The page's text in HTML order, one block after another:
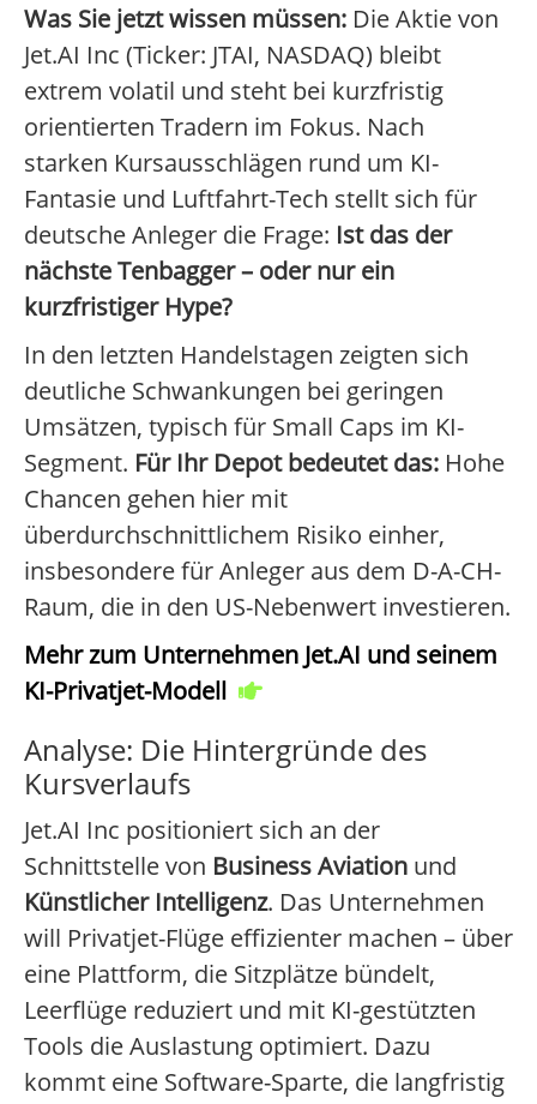
Was Sie jetzt wissen müssen: Die Aktie von
Jet.AI Inc (Ticker: JTAI, NASDAQ) bleibt
extrem volatil und steht bei kurzfristig
orientierten Tradern im Fokus. Nach
starken Kursausschlägen rund um KI-
Fantasie und Luftfahrt-Tech stellt sich für
deutsche Anleger die Frage: Ist das der
nächste Tenbagger – oder nur ein
kurzfristiger Hype?
In den letzten Handelstagen zeigten sich
deutliche Schwankungen bei geringen
Umsätzen, typisch für Small Caps im KI-
Segment. Für Ihr Depot bedeutet das: Hohe
Chancen gehen hier mit
überdurchschnittlichem Risiko einher,
insbesondere für Anleger aus dem D-A-CH-
Raum, die in den US-Nebenwert investieren.
Mehr zum Unternehmen Jet.AI und seinem
KI-Privatjet-Modell
Analyse: Die Hintergründe des
Kursverlaufs
Jet.AI Inc positioniert sich an der
Schnittstelle von Business Aviation und
Künstlicher Intelligenz. Das Unternehmen
will Privatjet-Flüge effizienter machen – über
eine Plattform, die Sitzplätze bündelt,
Leerflüge reduziert und mit KI-gestützten
Tools die Auslastung optimiert. Dazu
kommt eine Software-Sparte, die langfristig